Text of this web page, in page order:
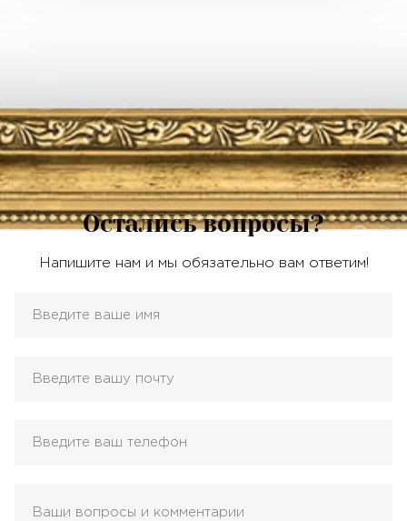
Остались вопросы?
Напишите нам и мы обязательно вам ответим!